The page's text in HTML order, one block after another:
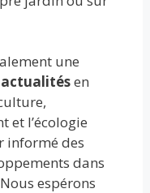
une
actualitésen
et l’écologie
informé des
dans
espérons